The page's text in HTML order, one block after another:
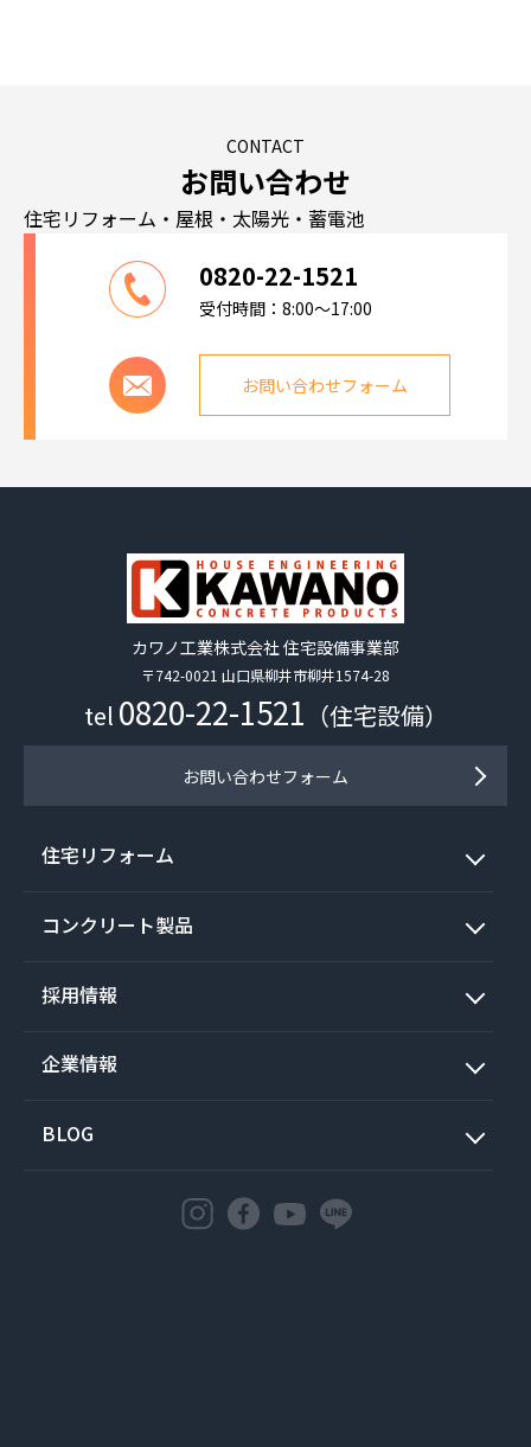
CONTACT
お問い合わせ
住宅リフォーム・屋根・太陽光・蓄電池
0820-22-1521
受付時間：8:00～17:00
お問い合わせフォーム
カワノ工業株式会社 住宅設備事業部
〒742-0021 山口県柳井市柳井1574-28
tel 0820-22-1521 （住宅設備）
お問い合わせフォーム
住宅リフォーム
コンクリート製品
採用情報
企業情報
BLOG